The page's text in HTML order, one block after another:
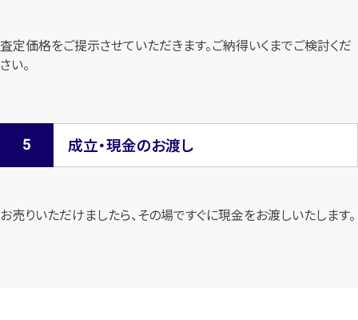
査定価格をご提示させていただきます。ご納得いくまでご検討くだ
さい。
成立・現金のお渡し
お売りいただけましたら、その場ですぐに現金をお渡しいたします。